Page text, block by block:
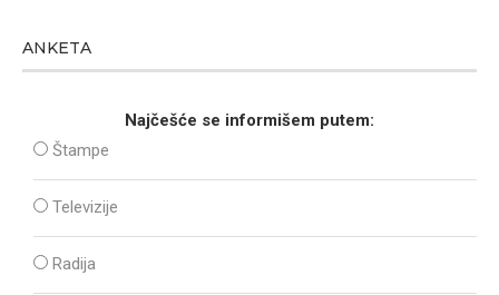
ANKETA
Najčešće se informišem putem:
Štampe
Televizije
Radija